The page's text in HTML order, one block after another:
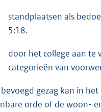
standplaatsen als
5:18.
door het college aan te
categorieën van
gezag kan in
orde of de woon-